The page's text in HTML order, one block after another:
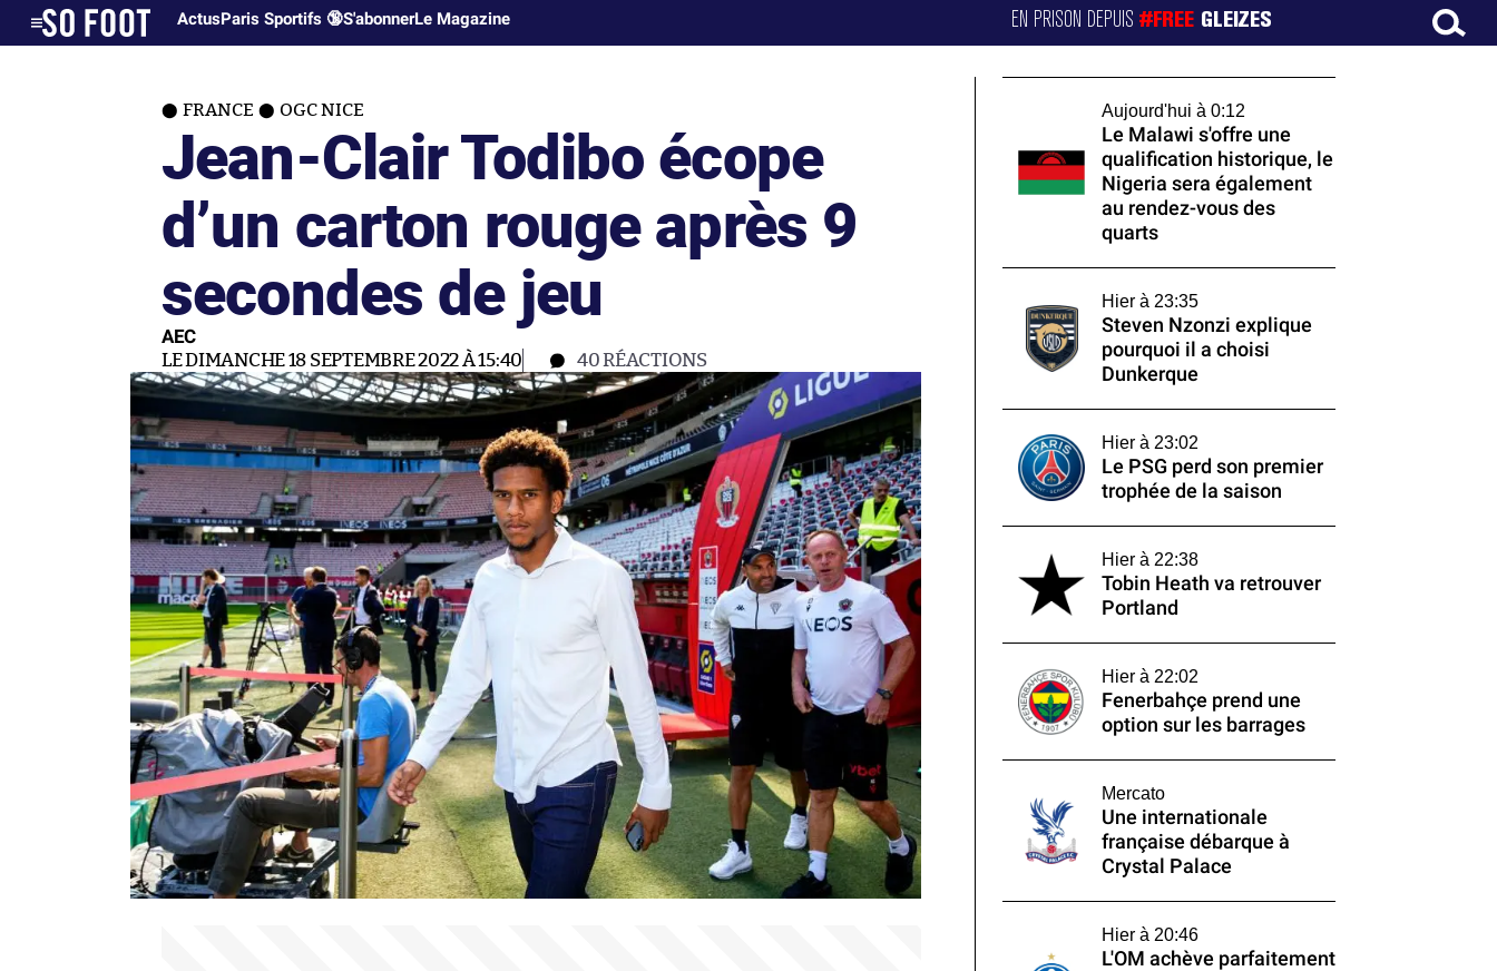
ActusParis Sportifs 🔞S'abonnerLe Magazine EN PRISON DEPUIS#FREE GLEIZES
FRANCE OGC NICE
Jean-Clair Todibo écope
d’un carton rouge après 9
secondes de jeu
AEC
LE DIMANCHE 18 SEPTEMBRE 2022 À 15:40 40RÉACTIONS
Aujourd'hui à 0:12
Le Malawi s'offre une
qualification historique, le
Nigeria sera également
au rendez-vous des
quarts
Hier à 23:35
Steven Nzonzi explique
pourquoi il a choisi
Dunkerque
Hier à 23:02
Le PSG perd son premier
trophée de la saison
Hier à 22:38
Tobin Heath va retrouver
Portland
Hier à 22:02
Fenerbahçe prend une
option sur les barrages
Mercato
Une internationale
française débarque à
Crystal Palace
Hier à 20:46
L'OM achève parfaitement